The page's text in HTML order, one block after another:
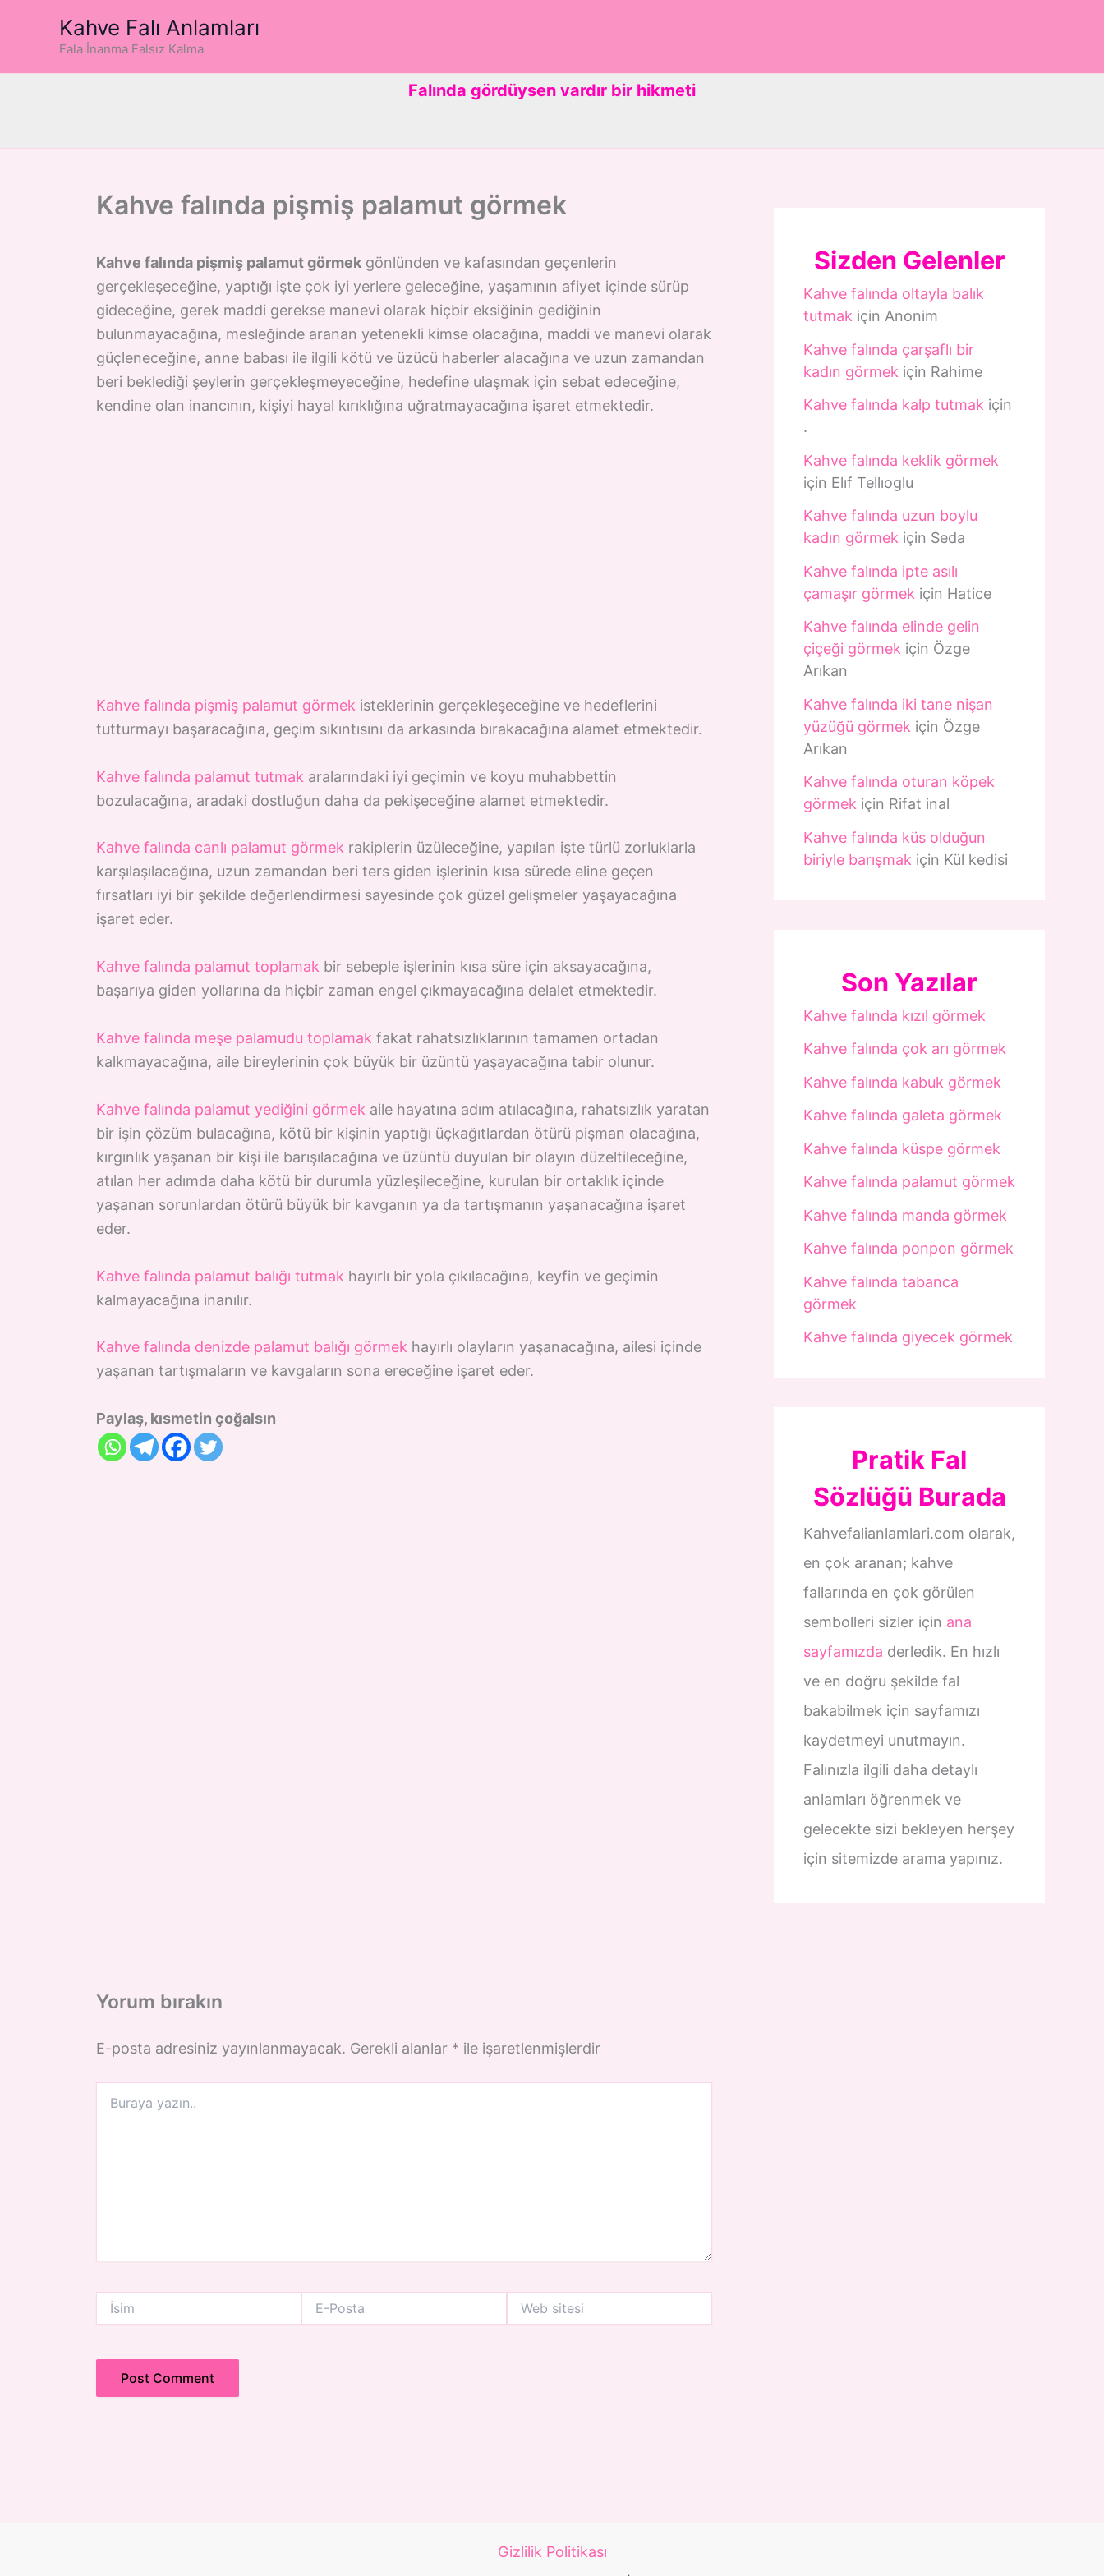
Kahve Falı Anlamları
Fala İnanma Falsız Kalma
Falında gördüysen vardır bir hikmeti
Kahve falında pişmiş palamut görmek
Kahve falında pişmiş palamut görmek gönlünden ve kafasından geçenlerin
gerçekleşeceğine, yaptığı işte çok iyi yerlere geleceğine, yaşamının afiyet içinde sürüp
gideceğine, gerek maddi gerekse manevi olarak hiçbir eksiğinin gediğinin
bulunmayacağına, mesleğinde aranan yetenekli kimse olacağına, maddi ve manevi olarak
güçleneceğine, anne babası ile ilgili kötü ve üzücü haberler alacağına ve uzun zamandan
beri beklediği şeylerin gerçekleşmeyeceğine, hedefine ulaşmak için sebat edeceğine,
kendine olan inancının, kişiyi hayal kırıklığına uğratmayacağına işaret etmektedir.
Kahve falında pişmiş palamut görmek isteklerinin gerçekleşeceğine ve hedeflerini
tutturmayı başaracağına, geçim sıkıntısını da arkasında bırakacağına alamet etmektedir.
Kahve falında palamut tutmak aralarındaki iyi geçimin ve koyu muhabbettin
bozulacağına, aradaki dostluğun daha da pekişeceğine alamet etmektedir.
Kahve falında canlı palamut görmek rakiplerin üzüleceğine, yapılan işte türlü zorluklarla
karşılaşılacağına, uzun zamandan beri ters giden işlerinin kısa sürede eline geçen
fırsatları iyi bir şekilde değerlendirmesi sayesinde çok güzel gelişmeler yaşayacağına
işaret eder.
Kahve falında palamut toplamak bir sebeple işlerinin kısa süre için aksayacağına,
başarıya giden yollarına da hiçbir zaman engel çıkmayacağına delalet etmektedir.
Kahve falında meşe palamudu toplamak fakat rahatsızlıklarının tamamen ortadan
kalkmayacağına, aile bireylerinin çok büyük bir üzüntü yaşayacağına tabir olunur.
Kahve falında palamut yediğini görmek aile hayatına adım atılacağına, rahatsızlık yaratan
bir işin çözüm bulacağına, kötü bir kişinin yaptığı üçkağıtlardan ötürü pişman olacağına,
kırgınlık yaşanan bir kişi ile barışılacağına ve üzüntü duyulan bir olayın düzeltileceğine,
atılan her adımda daha kötü bir durumla yüzleşileceğine, kurulan bir ortaklık içinde
yaşanan sorunlardan ötürü büyük bir kavganın ya da tartışmanın yaşanacağına işaret
eder.
Kahve falında palamut balığı tutmak hayırlı bir yola çıkılacağına, keyfin ve geçimin
kalmayacağına inanılır.
Kahve falında denizde palamut balığı görmek hayırlı olayların yaşanacağına, ailesi içinde
yaşanan tartışmaların ve kavgaların sona ereceğine işaret eder.
Paylaş, kısmetin çoğalsın
Yorum bırakın
E-posta adresiniz yayınlanmayacak. Gerekli alanlar * ile işaretlenmişlerdir
yazın..
İsim
Posta
sitesi
Sizden Gelenler
Kahve falında oltayla balık
tutmak için Anonim
Kahve falında çarşaflı bir
kadın görmek için Rahime
Kahve falında kalp tutmak için
.
Kahve falında keklik görmek
için Elıf Tellıoglu
Kahve falında uzun boylu
kadın görmek için Seda
Kahve falında ipte asılı
çamaşır görmek için Hatice
Kahve falında elinde gelin
çiçeği görmek için Özge
Arıkan
Kahve falında iki tane nişan
yüzüğü görmek için Özge
Arıkan
Kahve falında oturan köpek
görmek için Rifat inal
Kahve falında küs olduğun
biriyle barışmak için Kül kedisi
Son Yazılar
Kahve falında kızıl görmek
Kahve falında çok arı görmek
Kahve falında kabuk görmek
Kahve falında galeta görmek
Kahve falında küspe görmek
Kahve falında palamut görmek
Kahve falında manda görmek
Kahve falında ponpon görmek
Kahve falında tabanca
görmek
Kahve falında giyecek görmek
Pratik Fal
Sözlüğü Burada
Kahvefalianlamlari.com olarak,
en çok aranan; kahve
fallarında en çok görülen
sembolleri sizler için ana
sayfamızda derledik. En hızlı
ve en doğru şekilde fal
bakabilmek için sayfamızı
kaydetmeyi unutmayın.
Falınızla ilgili daha detaylı
anlamları öğrenmek ve
gelecekte sizi bekleyen herşey
için sitemizde arama yapınız.
Gizlilik Politikası